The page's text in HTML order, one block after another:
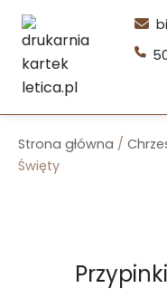
Przejdź
treści
Strona główna /
Święty